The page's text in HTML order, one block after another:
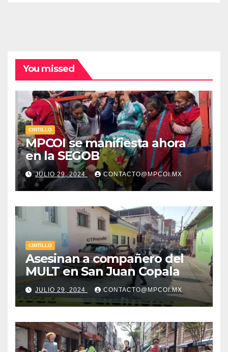
You missed
CINTILLO
MPCOI se manifiesta ahora
en la SEGOB
JULIO 29, 2024 CONTACTO@MPCOI.MX
CINTILLO
Asesinan a compañero del
MULT en San Juan Copala
JULIO 29, 2024 CONTACTO@MPCOI.MX